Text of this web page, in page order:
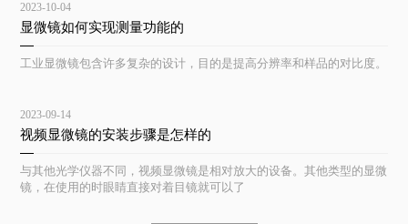
2023-10-04
显微镜如何实现测量功能的
工业显微镜包含许多复杂的设计，目的是提高分辨率和样品的对比度。
2023-09-14
视频显微镜的安装步骤是怎样的
与其他光学仪器不同，视频显微镜是相对放大的设备。其他类型的显微
镜，在使用的时眼睛直接对着目镜就可以了